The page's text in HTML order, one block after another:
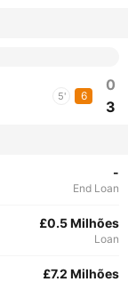
5' 6
0
3
-
End Loan
£0.5 Milhões
Loan
£7.2 Milhões